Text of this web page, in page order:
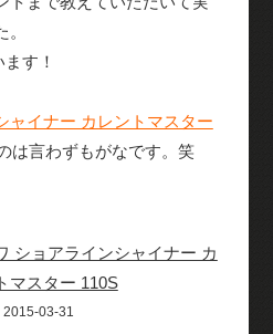
す！
ャイナー カレントマスター
は言わずもがなです。笑
ショアラインシャイナー カ
マスター 110S
2015-03-31